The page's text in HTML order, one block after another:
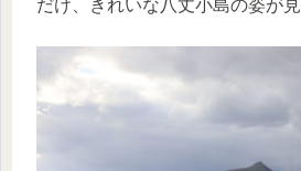
だけ、きれいな八丈小島の姿が見